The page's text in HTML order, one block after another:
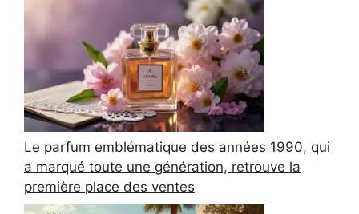
Le parfum emblématique des années 1990, qui
a marqué toute une génération, retrouve la
première place des ventes